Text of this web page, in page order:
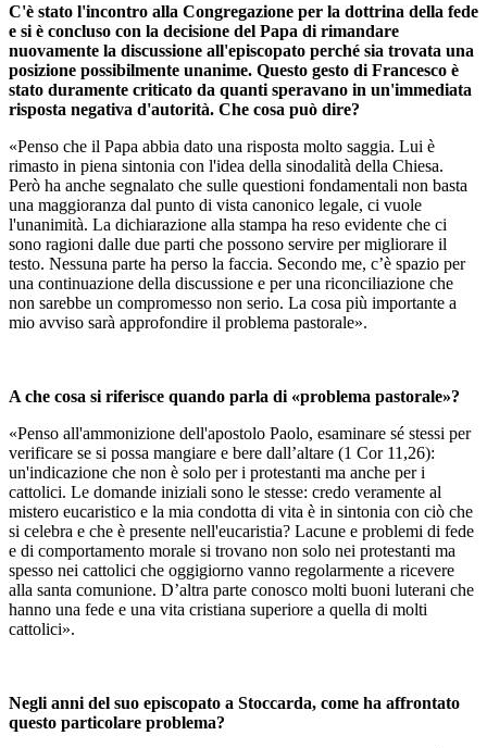
C'è stato l'incontro alla Congregazione per la dottrina della fede
e si è concluso con la decisione del Papa di rimandare
nuovamente la discussione all'episcopato perché sia trovata una
posizione possibilmente unanime. Questo gesto di Francesco è
stato duramente criticato da quanti speravano in un'immediata
risposta negativa d'autorità. Che cosa può dire?
«Penso che il Papa abbia dato una risposta molto saggia. Lui è
rimasto in piena sintonia con l'idea della sinodalità della Chiesa.
Però ha anche segnalato che sulle questioni fondamentali non basta
una maggioranza dal punto di vista canonico legale, ci vuole
l'unanimità. La dichiarazione alla stampa ha reso evidente che ci
sono ragioni dalle due parti che possono servire per migliorare il
testo. Nessuna parte ha perso la faccia. Secondo me, c’è spazio per
una continuazione della discussione e per una riconciliazione che
non sarebbe un compromesso non serio. La cosa più importante a
mio avviso sarà approfondire il problema pastorale».
A che cosa si riferisce quando parla di «problema pastorale»?
«Penso all'ammonizione dell'apostolo Paolo, esaminare sé stessi per
verificare se si possa mangiare e bere dall’altare (1 Cor 11,26):
un'indicazione che non è solo per i protestanti ma anche per i
cattolici. Le domande iniziali sono le stesse: credo veramente al
mistero eucaristico e la mia condotta di vita è in sintonia con ciò che
si celebra e che è presente nell'eucaristia? Lacune e problemi di fede
e di comportamento morale si trovano non solo nei protestanti ma
spesso nei cattolici che oggigiorno vanno regolarmente a ricevere
alla santa comunione. D’altra parte conosco molti buoni luterani che
hanno una fede e una vita cristiana superiore a quella di molti
cattolici».
Negli anni del suo episcopato a Stoccarda, come ha affrontato
questo particolare problema?